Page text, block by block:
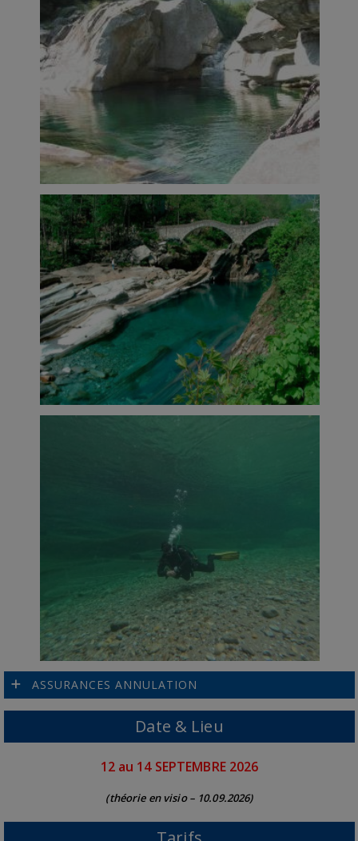
ASSURANCES ANNULATION
Date & Lieu
12 au 14 SEPTEMBRE 2026
(théorie en visio – 10.09.2026)